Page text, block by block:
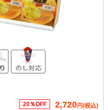
カード無料
12個入り のし対応
20％OFF 2,720円(税込)